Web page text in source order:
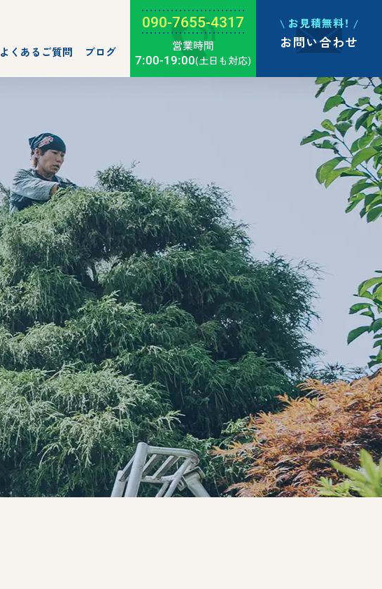
よくあるご質問 ブログ
090-7655-4317
営業時間
7:00-19:00(土日も対応)
お見積無料！
お問い合わせ